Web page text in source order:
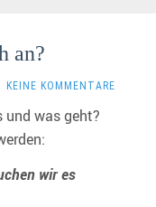
an?
KEINE KOMMENTARE
und was geht?
wir es